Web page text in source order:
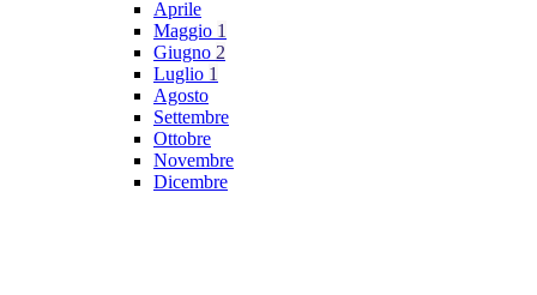
Aprile
Maggio 1
Giugno 2
Luglio 1
Agosto
Settembre
Ottobre
Novembre
Dicembre